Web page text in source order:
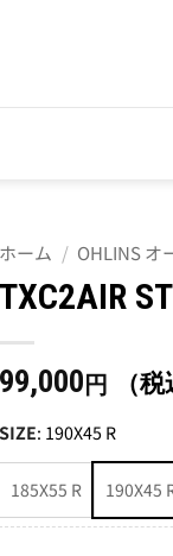
ホーム / OHLINS オ
TXC2AIR
99,000 円 （税
SIZE: 190X45 R
185X55 R 190X45